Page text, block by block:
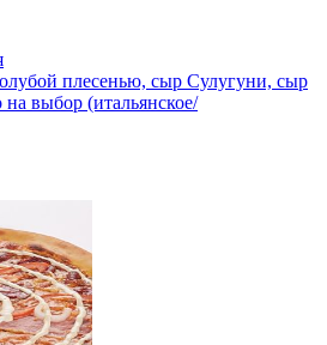
плесенью, сыр Сулугуни, сыр
выбор (итальянское/